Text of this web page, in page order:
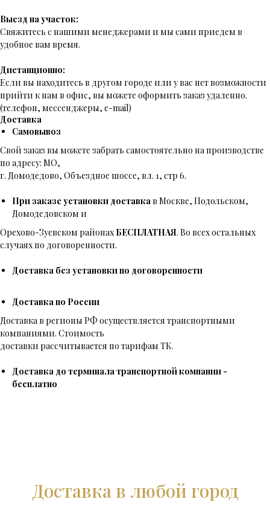
Выезд на участок:
Свяжитесь с нашими менеджерами и мы сами приедем в
удобное вам время.
Дистанционно:
Если вы находитесь в другом городе или у вас нет возможности
прийти к нам в офис, вы можете оформить заказ удаленно.
(телефон, мессенджеры, e-mail)
Доставка
Самовывоз
Свой заказ вы можете забрать самостоятельно на производстве
по адресу: МО,
г. Домодедово, Объездное шоссе, вл. 1, стр 6.
При заказе установки доставкав Москве, Подольском,
Домодедовском и
Орехово-Зуевском районах БЕСПЛАТНАЯ. Во всех остальных
случаях по договоренности.
Доставка без установки по договоренности
Доставка по России
Доставка в регионы РФ осуществляется транспортными
компаниями. Стоимость
доставки рассчитывается по тарифам ТК.
Доставка до терминала транспортной компании -
бесплатно
Доставка в любой город